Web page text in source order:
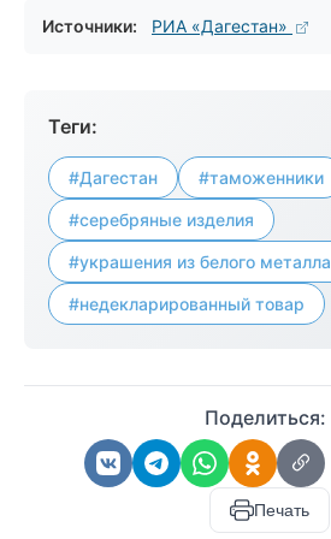
Источники: РИА «Дагестан»
Теги:
#Дагестан #таможенники
#серебряные изделия
#украшения из белого металла
#недекларированный товар
Поделиться:
Печать